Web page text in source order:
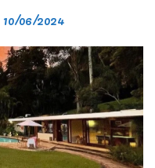
10/06/2024